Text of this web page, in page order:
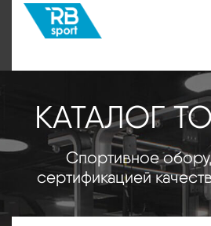
КАТАЛОГ
Спортивное
сертификацией